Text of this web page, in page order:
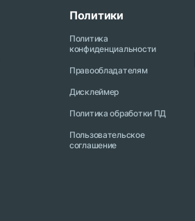
Политики
Политика
конфиденциальности
Правообладателям
Дисклеймер
Политика обработки ПД
Пользовательское
соглашение